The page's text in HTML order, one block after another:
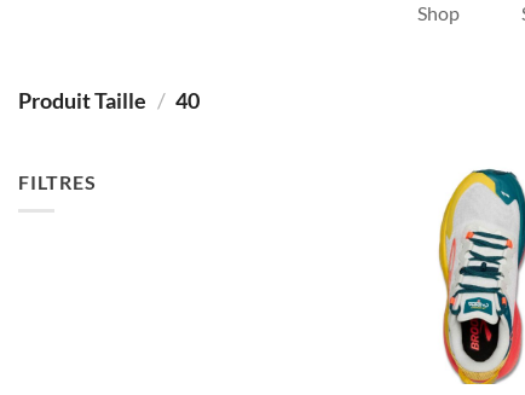
Shop
Produit Taille / 40
FILTRES